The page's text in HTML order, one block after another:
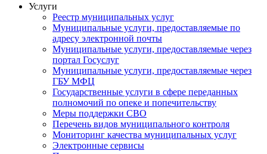
Услуги
Реестр муниципальных услуг
Муниципальные услуги, предоставляемые по
адресу электронной почты
Муниципальные услуги, предоставляемые через
портал Госуслуг
Муниципальные услуги, предоставляемые через
ГБУ МФЦ
Государственные услуги в сфере переданных
полномочий по опеке и попечительству
Меры поддержки СВО
Перечень видов муниципального контроля
Мониторинг качества муниципальных услуг
Электронные сервисы